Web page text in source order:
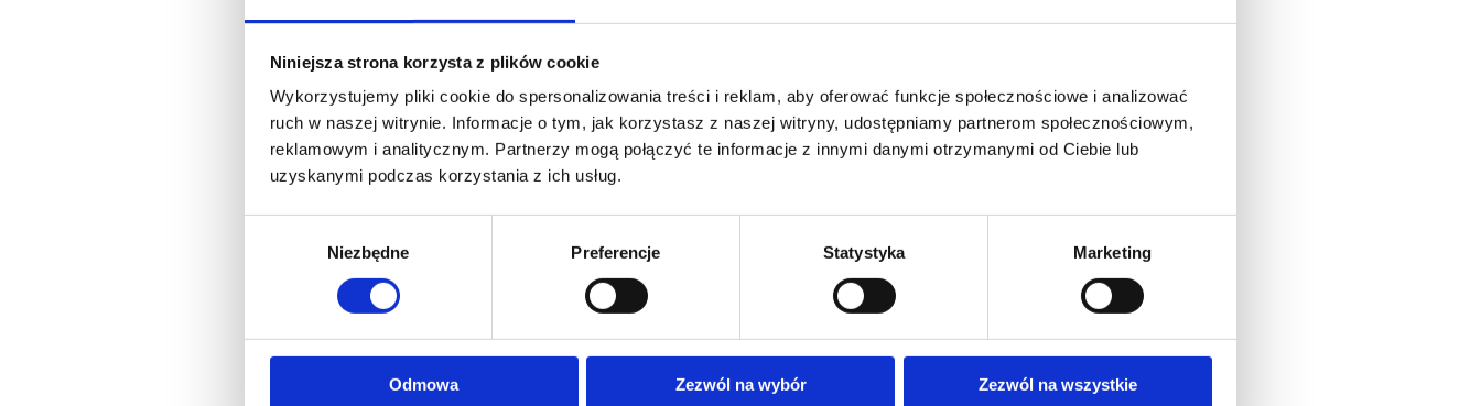
Niniejsza strona korzysta z plików cookie
Wykorzystujemy pliki cookie do spersonalizowania treści i reklam, aby oferować funkcje społecznościowe i analizować
ruch w naszej witrynie. Informacje o tym, jak korzystasz z naszej witryny, udostępniamy partnerom społecznościowym,
reklamowym i analitycznym. Partnerzy mogą połączyć te informacje z innymi danymi otrzymanymi od Ciebie lub
uzyskanymi podczas korzystania z ich usług.
Niezbędne Preferencje Statystyka Marketing
Odmowa Zezwól na wybór Zezwól na wszystkie